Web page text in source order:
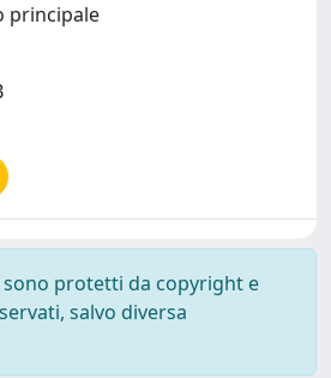
principale
sono protetti da copyright e
salvo diversa